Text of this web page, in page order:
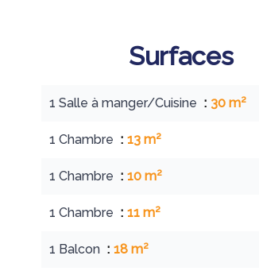
Surfaces
1 Salle à manger/Cuisine 30 m²
1 Chambre 13 m²
1 Chambre 10 m²
1 Chambre 11 m²
1 Balcon 18 m²